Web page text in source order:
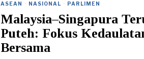
ASEAN · NASIONAL · PARLIMEN
Malaysia–Singapura
Puteh: Fokus
Bersama